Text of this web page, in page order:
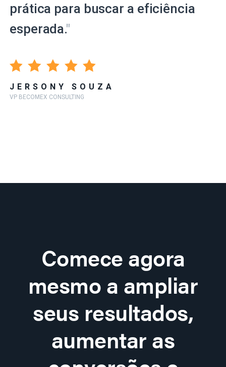
prática para buscar a eficiência
esperada."
JERSONY SOUZA
VP BECOMEX CONSULTING
Comece agora
mesmo a ampliar
seus resultados,
aumentar as